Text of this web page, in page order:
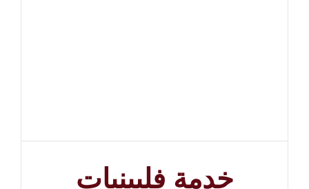
خدمة فلبينيات